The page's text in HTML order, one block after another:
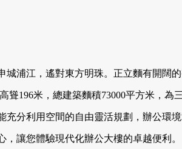
浦江，遙對東方明珠。正立麵有開闊
聳196米，總建築麵積73000平方米
充分利用空間的自由靈活規劃，辦公環
，讓您體驗現代化辦公大樓的卓越便利。